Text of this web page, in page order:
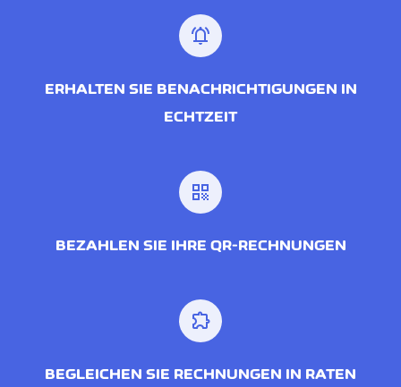
notifications_active
ERHALTEN SIE BENACHRICHTIGUNGEN IN
ECHTZEIT
qr_code
BEZAHLEN SIE IHRE QR-RECHNUNGEN
extension
BEGLEICHEN SIE RECHNUNGEN IN RATEN